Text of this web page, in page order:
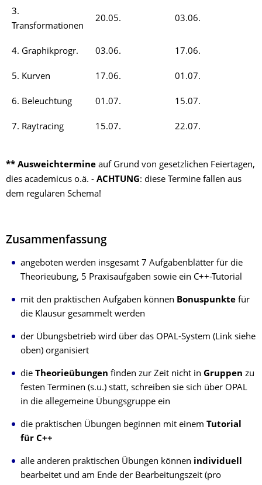
3.
Transformationen
20.05. 03.06.
4. Graphikprogr. 03.06. 17.06.
5. Kurven 17.06. 01.07.
6. Beleuchtung 01.07. 15.07.
7. Raytracing 15.07. 22.07.
** Ausweichtermine auf Grund von gesetzlichen Feiertagen,
dies academicus o.ä. - ACHTUNG: diese Termine fallen aus
dem regulären Schema!
Zusammenfassung
angeboten werden insgesamt 7 Aufgabenblätter für die
Theorieübung, 5 Praxisaufgaben sowie ein C++-Tutorial
mit den praktischen Aufgaben können Bonuspunkte für
die Klausur gesammelt werden
der Übungsbetrieb wird über das OPAL-System (Link siehe
oben) organisiert
die Theorieübungen finden zur Zeit nicht in Gruppen zu
festen Terminen (s.u.) statt, schreiben sie sich über OPAL
in die allegemeine Übungsgruppe ein
die praktischen Übungen beginnen mit einem Tutorial
für C++
alle anderen praktischen Übungen können individuell
bearbeitet und am Ende der Bearbeitungszeit (pro